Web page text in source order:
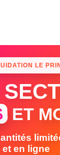
LE
ET
et en ligne